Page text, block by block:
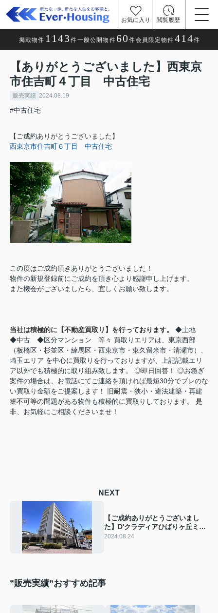
お気に入り 閲覧履歴
掲載物件 1143件一般公開物件 60件会員限定物件 414件
【ありがとうございました】西東京
市住吉町４丁目 中古住宅
販売実績 2024.08.19
#中古住宅
【ご成約ありがとうございました】
西東京市住吉町６丁目 中古住宅
この度はご成約頂きありがとうございました！
物件の新規登録前にご成約を頂き心より感謝申し上げます。
また機会がございましたら、宜しくお願い致します。
当社は積極的に【不動産買取り】を行っております。
◆土地
◆中古 ◆区分マンション 等々 買取りエリアは、東京西部
（板橋区・杉並区・練馬区・西東京市・東久留米市・清瀬市）、
埼玉エリア を中心に買取りを行っておりますが、上記記載エリ
ア以外でも積極的に取り組み致します。 ◎即日回答！ ◎お急ぎ
案件の場合は、お電話にてご連絡を頂ければ最短30分でブレのな
い買取り金額をご提案します！ 旧耐震・狭小・違法建築・再建
築不可等の問題がある物件も積極的に買取りしております。 是
非、お気軽にご相談くださいませ！
NEXT
【ご成約ありがとうございまし
た】D'クラディアひばりヶ丘ミッ
ドレジデンス
2024.08.24
”販売実績”おすすめ記事